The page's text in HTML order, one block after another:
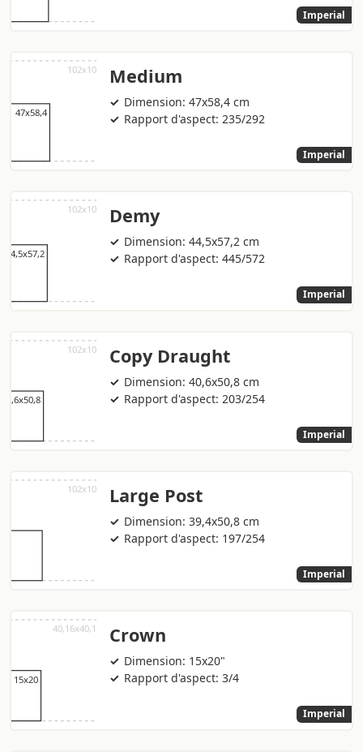
Imperial
Medium
Dimension: 47x58,4 cm
Rapport d'aspect: 235/292
Imperial
Demy
Dimension: 44,5x57,2 cm
Rapport d'aspect: 445/572
Imperial
Copy Draught
Dimension: 40,6x50,8 cm
Rapport d'aspect: 203/254
Imperial
Large Post
Dimension: 39,4x50,8 cm
Rapport d'aspect: 197/254
Imperial
Crown
Dimension: 15x20"
Rapport d'aspect: 3/4
Imperial